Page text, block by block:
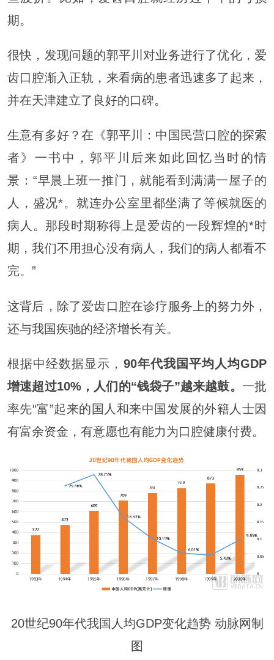
期。
很快，发现问题的郭平川对业务进行了优化，爱
齿口腔渐入正轨，来看病的患者迅速多了起来，
并在天津建立了良好的口碑。
生意有多好？在《郭平川：中国民营口腔的探索
者》一书中，郭平川后来如此回忆当时的情
景：“早晨上班一推门，就能看到满满一屋子的
人，盛况*。就连办公室里都坐满了等候就医的
病人。那段时期称得上是爱齿的一段辉煌的*时
期，我们不用担心没有病人，我们的病人都看不
完。”
这背后，除了爱齿口腔在诊疗服务上的努力外，
还与我国疾驰的经济增长有关。
根据中经数据显示， 90年代我国平均人均GDP
增速超过10%，人们的“钱袋子”越来越鼓。 一批
率先“富”起来的国人和来中国发展的外籍人士因
有富余资金，有意愿也有能力为口腔健康付费。
20世纪90年代我国人均GDP变化趋势 动脉网制
图